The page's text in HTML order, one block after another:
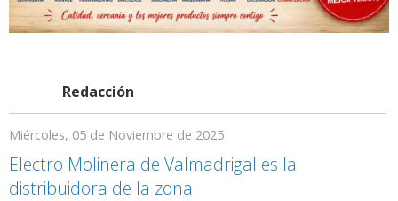
Redacción
Miércoles, 05 de Noviembre de 2025
Electro Molinera de Valmadrigal es la
distribuidora de la zona